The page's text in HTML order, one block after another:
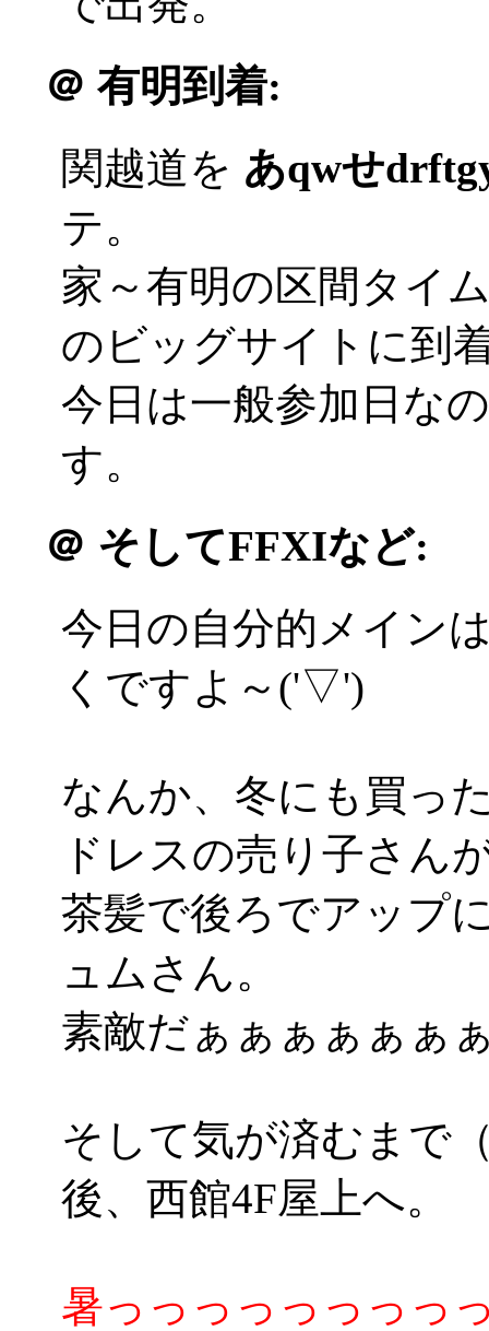
＠ 有明到着:
関越道を あqwせ
テ。
家～有明の区間タイ
のビッグサイトに到
今日は一般参加日な
す。
＠ そしてFFXIなど:
今日の自分的メイン
くですよ～('▽')
なんか、冬にも買っ
ドレスの売り子さん
茶髪で後ろでアップ
ュムさん。
素敵だぁぁぁぁぁぁ
そして気が済むまで
後、西館4F屋上へ。
暑っっっっっっっっ